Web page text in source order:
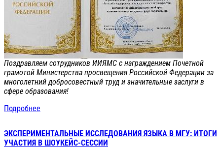
Поздравляем сотрудников ИИЯМС с награждением Почетной
грамотой Министерства просвещения Российской Федерации за
многолетний добросовестный труд и значительные заслуги в
сфере образования!
Подробнее
ЭКСПЕРИМЕНТАЛЬНЫЕ ИССЛЕДОВАНИЯ ЯЗЫКА В МГУ: ИТОГИ
УЧАСТИЯ В ШОУКЕЙС-СЕССИИ